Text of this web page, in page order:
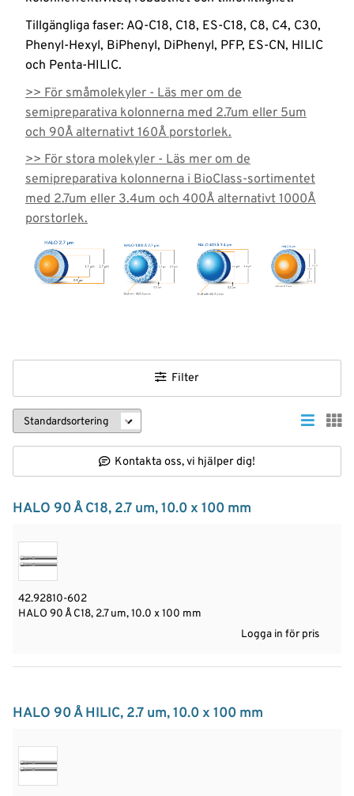
Logga
in
Tillgängliga faser: AQ-C18, C18, ES-C18, C8, C4, C30,
Phenyl-Hexyl, BiPhenyl, DiPhenyl, PFP, ES-CN, HILIC
och Penta-HILIC.
>> För småmolekyler - Läs mer om de
semipreparativa kolonnerna med 2.7um eller 5um
och 90Å alternativt 160Å porstorlek.
>> För stora molekyler - Läs mer om de
semipreparativa kolonnerna i BioClass-sortimentet
med 2.7um eller 3.4um och 400Å alternativt 1000Å
porstorlek.
Filter
HALO 90 Å C18, 2.7 um, 10.0 x 100 mm
42.92810-602
HALO 90 Å C18, 2.7 um, 10.0 x 100 mm
Logga in för pris
HALO 90 Å HILIC, 2.7 um, 10.0 x 100 mm
Kontakta oss, vi hjälper dig!